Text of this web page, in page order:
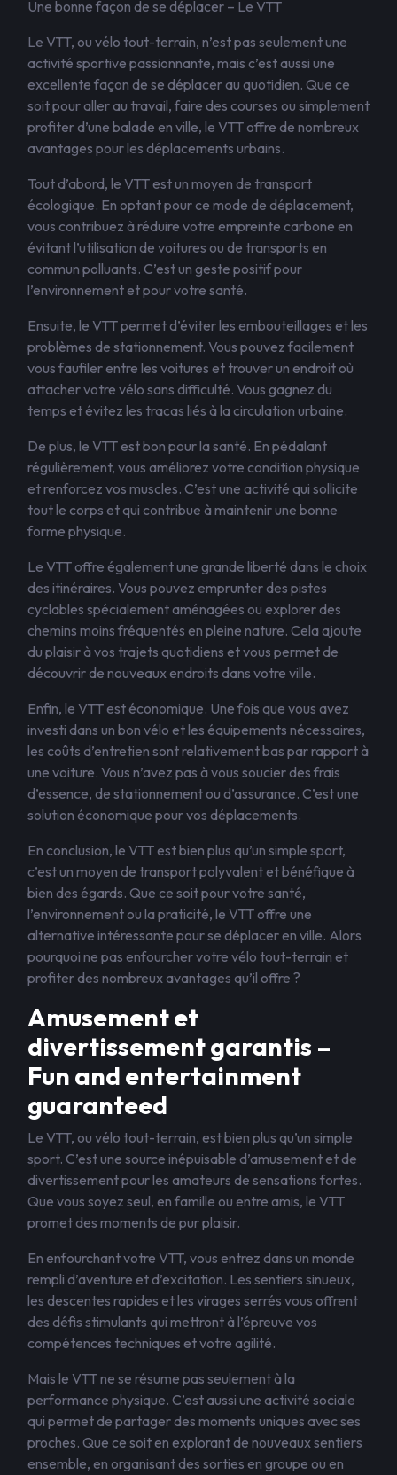
Une bonne façon de se déplacer – Le VTT
Le VTT, ou vélo tout-terrain, n’est pas seulement une
activité sportive passionnante, mais c’est aussi une
excellente façon de se déplacer au quotidien. Que ce
soit pour aller au travail, faire des courses ou simplement
profiter d’une balade en ville, le VTT offre de nombreux
avantages pour les déplacements urbains.
Tout d’abord, le VTT est un moyen de transport
écologique. En optant pour ce mode de déplacement,
vous contribuez à réduire votre empreinte carbone en
évitant l’utilisation de voitures ou de transports en
commun polluants. C’est un geste positif pour
l’environnement et pour votre santé.
Ensuite, le VTT permet d’éviter les embouteillages et les
problèmes de stationnement. Vous pouvez facilement
vous faufiler entre les voitures et trouver un endroit où
attacher votre vélo sans difficulté. Vous gagnez du
temps et évitez les tracas liés à la circulation urbaine.
De plus, le VTT est bon pour la santé. En pédalant
régulièrement, vous améliorez votre condition physique
et renforcez vos muscles. C’est une activité qui sollicite
tout le corps et qui contribue à maintenir une bonne
forme physique.
Le VTT offre également une grande liberté dans le choix
des itinéraires. Vous pouvez emprunter des pistes
cyclables spécialement aménagées ou explorer des
chemins moins fréquentés en pleine nature. Cela ajoute
du plaisir à vos trajets quotidiens et vous permet de
découvrir de nouveaux endroits dans votre ville.
Enfin, le VTT est économique. Une fois que vous avez
investi dans un bon vélo et les équipements nécessaires,
les coûts d’entretien sont relativement bas par rapport à
une voiture. Vous n’avez pas à vous soucier des frais
d’essence, de stationnement ou d’assurance. C’est une
solution économique pour vos déplacements.
En conclusion, le VTT est bien plus qu’un simple sport,
c’est un moyen de transport polyvalent et bénéfique à
bien des égards. Que ce soit pour votre santé,
l’environnement ou la praticité, le VTT offre une
alternative intéressante pour se déplacer en ville. Alors
pourquoi ne pas enfourcher votre vélo tout-terrain et
profiter des nombreux avantages qu’il offre ?
Amusement et
divertissement garantis –
Fun and entertainment
guaranteed
Le VTT, ou vélo tout-terrain, est bien plus qu’un simple
sport. C’est une source inépuisable d’amusement et de
divertissement pour les amateurs de sensations fortes.
Que vous soyez seul, en famille ou entre amis, le VTT
promet des moments de pur plaisir.
En enfourchant votre VTT, vous entrez dans un monde
rempli d’aventure et d’excitation. Les sentiers sinueux,
les descentes rapides et les virages serrés vous offrent
des défis stimulants qui mettront à l’épreuve vos
compétences techniques et votre agilité.
Mais le VTT ne se résume pas seulement à la
performance physique. C’est aussi une activité sociale
qui permet de partager des moments uniques avec ses
proches. Que ce soit en explorant de nouveaux sentiers
ensemble, en organisant des sorties en groupe ou en